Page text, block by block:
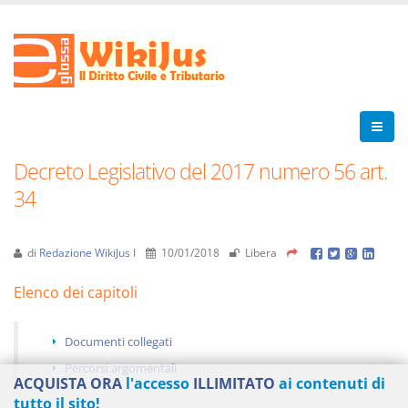
Decreto Legislativo del 2017 numero 56 art.
34
di Redazione WikiJus I 10/01/2018 Libera
Elenco dei capitoli
Documenti collegati
Percorsi argomentali
ACQUISTA ORA l'accesso ILLIMITATO ai contenuti di
tutto il sito!